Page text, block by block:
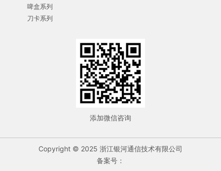
啤盒系列
刀卡系列
添加微信咨询
Copyright © 2025 浙江银河通信技术有限公司
备案号：